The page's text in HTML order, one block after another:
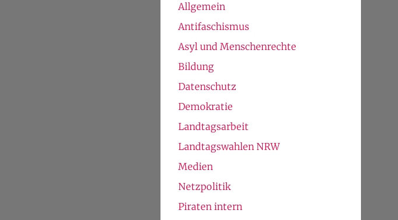
Allgemein
Antifaschismus
Asyl und Menschenrechte
Bildung
Datenschutz
Demokratie
Landtagsarbeit
Landtagswahlen NRW
Medien
Netzpolitik
Piraten intern